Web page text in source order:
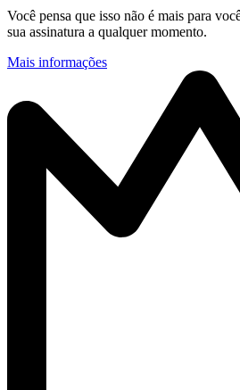
Você pensa que isso não é mais para
sua assinatura a qualquer momento.
Mais informações